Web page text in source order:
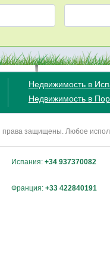
Недвижимость в
Недвижимость в
защищены. Любое
Испания: +34 937370082
Франция: +33 422840191